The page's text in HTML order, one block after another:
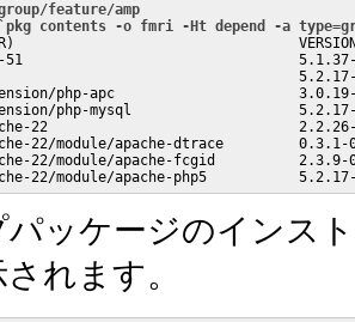
feature/amp
contents -o fmri -Ht depend -a
51                                 5.1.37-
5.2.17-
php-apc
php-mysql
22
22/module/apache-dtrace
22/module/apache-fcgid
パッケージのインス
れます。